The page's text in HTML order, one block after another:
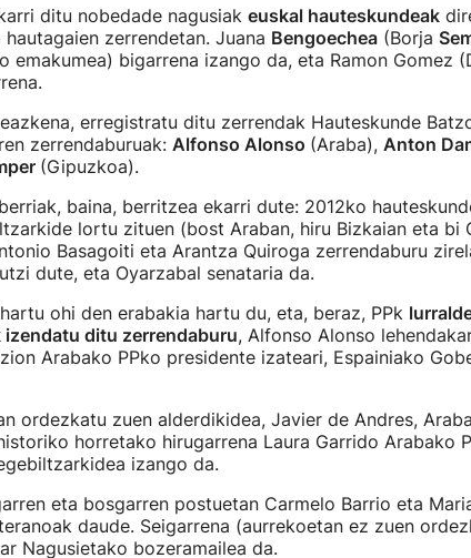
ditu nobedade nagusiak euskal hauteskundeak
zerrendetan. Juana Bengoechea(Borja
emakumea) bigarrena izango da, eta Ramon Gomez
erregistratu ditu zerrendak Hauteskunde
zerrendaburuak: Alfonso Alonso (Araba), Anton
(Gipuzkoa).
baina, berritzea ekarri dute: 2012ko
lortu zituen (bost Araban, hiru Bizkaian eta bi
Basagoiti eta Arantza Quiroga zerrendaburu
dute, eta Oyarzabal senataria da.
ohi den erabakia hartu du, eta, beraz, PPk
izendatu ditu zerrendaburu, Alfonso Alonso
Arabako PPko presidente izateari, Espainiako
ordezkatu zuen alderdikidea, Javier de Andres,
horretako hirugarrena Laura Garrido Arabako
izango da.
eta bosgarren postuetan Carmelo Barrio eta
daude. Seigarrena (aurrekoetan ez zuen
Nagusietako bozeramailea da.